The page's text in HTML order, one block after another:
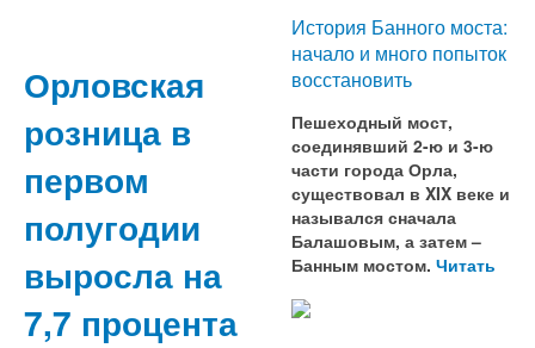
Орловская
розница в
первом
полугодии
выросла на
7,7 процента
История Банного моста:
начало и много попыток
восстановить
Пешеходный мост,
соединявший 2-ю и 3-ю
части города Орла,
существовал в XIX веке и
назывался сначала
Балашовым, а затем –
Банным мостом. Читать